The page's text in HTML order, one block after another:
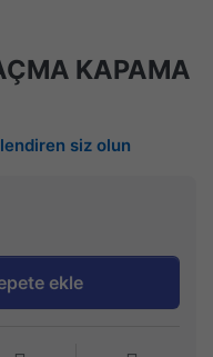
KAPAMA
siz olun
ekle